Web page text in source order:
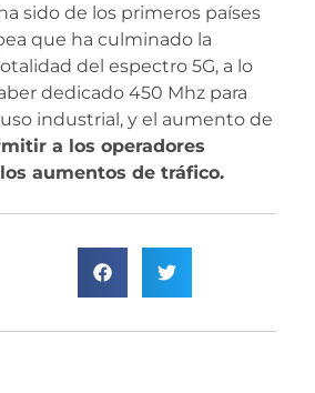
sido de los primeros países
que ha culminado la
del espectro 5G, a lo
dedicado 450 Mhz para
industrial, y el aumento de
a los operadores
aumentos de tráfico.